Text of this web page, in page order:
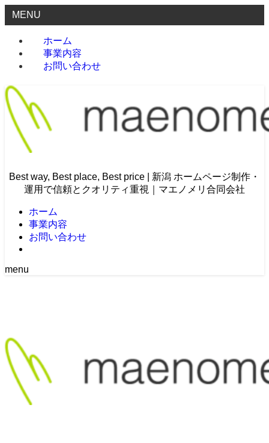
MENU
ホーム
事業内容
お問い合わせ
Best way, Best place, Best price | 新潟 ホームページ制作・
運用で信頼とクオリティ重視｜マエノメリ合同会社
ホーム
事業内容
お問い合わせ
menu